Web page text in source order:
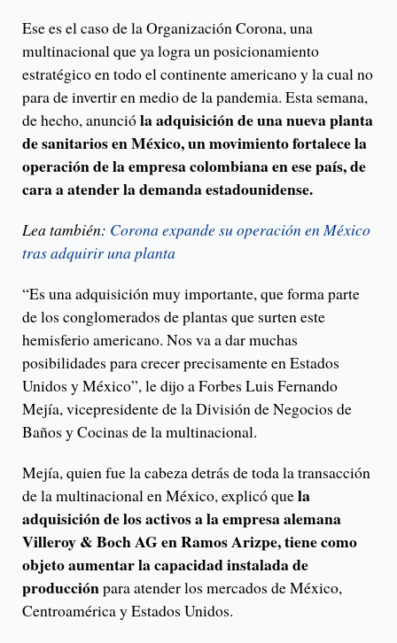
Ese es el caso de la Organización Corona, una
multinacional que ya logra un posicionamiento
estratégico en todo el continente americano y la cual no
para de invertir en medio de la pandemia. Esta semana,
de hecho, anuncióla adquisición de una nueva planta
de sanitarios en México, un movimiento fortalece la
operación de la empresa colombiana en ese país, de
cara a atender la demanda estadounidense.
Lea también: Corona expande su operación en México
tras adquirir una planta
“Es una adquisición muy importante, que forma parte
de los conglomerados de plantas que surten este
hemisferio americano. Nos va a dar muchas
posibilidades para crecer precisamente en Estados
Unidos y México”, le dijo a Forbes Luis Fernando
Mejía, vicepresidente de la División de Negocios de
Baños y Cocinas de la multinacional.
Mejía, quien fue la cabeza detrás de toda la transacción
de la multinacional en México, explicó quela
adquisición de los activos a la empresa alemana
Villeroy & Boch AG en Ramos Arizpe, tiene como
objeto aumentar la capacidad instalada de
producciónpara atender los mercados de México,
Centroamérica y Estados Unidos.